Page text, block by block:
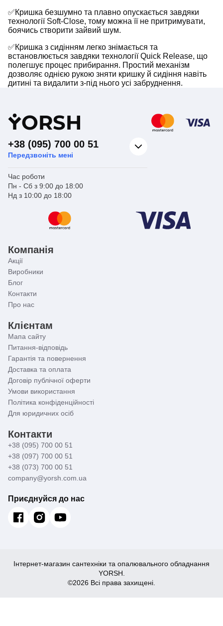
✅Кришка безшумно та плавно опускається завдяки
технології Soft-Close, тому можна її не притримувати,
боячись створити зайвий шум.
✅Кришка з сидінням легко знімається та
встановлюється завдяки технології Quick Release, що
полегшує процес прибирання. Простий механізм
дозволяє однією рукою зняти кришку й сидіння навіть
дитині та видалити з-під нього усі забруднення.
YORSH
+38 (095) 700 00 51
Передзвоніть мені
Час роботи
Пн - Сб з 9:00 до 18:00
Нд з 10:00 до 18:00
Компанія
Акції
Виробники
Блог
Контакти
Про нас
Клієнтам
Мапа сайту
Питання-відповідь
Гарантія та повернення
Доставка та оплата
Договір публічної оферти
Умови використання
Політика конфіденційності
Для юридичних осіб
Контакти
+38 (095) 700 00 51
+38 (097) 700 00 51
+38 (073) 700 00 51
company@yorsh.com.ua
Приєднуйся до нас
Інтернет-магазин сантехніки та опалювального обладнання
YORSH.
©2026 Всі права захищені.